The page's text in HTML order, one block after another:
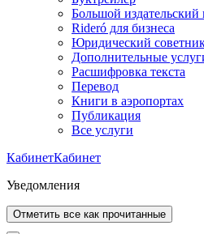
Большой издательский
Rideró для бизнеса
Юридический
Дополнительные
Расшифровка текста
Перевод
Книги в аэропортах
Публикация
Все услуги
КабинетКабинет
Уведомления
Отметить все как прочитанные